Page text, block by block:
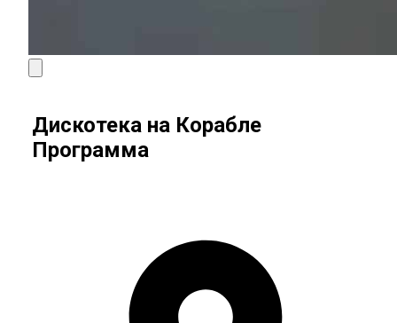
Дискотека на Корабле
Программа